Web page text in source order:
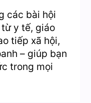
các bài hội
y tế, giáo
tiếp xã hội,
– giúp bạn
trong mọi